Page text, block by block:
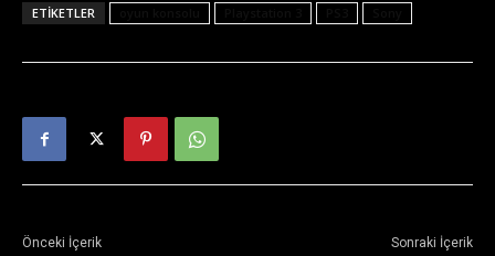
ETIKETLER
Önceki İçerik Sonraki İçerik